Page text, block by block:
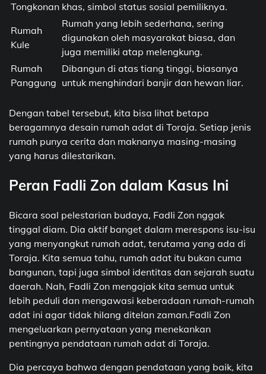
Tongkonan khas, simbol status sosial pemiliknya.
Rumah
Kule
Rumah yang lebih sederhana, sering
digunakan oleh masyarakat biasa, dan
juga memiliki atap melengkung.
Rumah
Panggung
Dibangun di atas tiang tinggi, biasanya
untuk menghindari banjir dan hewan liar.
Dengan tabel tersebut, kita bisa lihat betapa
beragamnya desain rumah adat di Toraja. Setiap jenis
rumah punya cerita dan maknanya masing-masing
yang harus dilestarikan.
Peran Fadli Zon dalam Kasus Ini
Bicara soal pelestarian budaya, Fadli Zon nggak
tinggal diam. Dia aktif banget dalam merespons isu-isu
yang menyangkut rumah adat, terutama yang ada di
Toraja. Kita semua tahu, rumah adat itu bukan cuma
bangunan, tapi juga simbol identitas dan sejarah suatu
daerah. Nah, Fadli Zon mengajak kita semua untuk
lebih peduli dan mengawasi keberadaan rumah-rumah
adat ini agar tidak hilang ditelan zaman.Fadli Zon
mengeluarkan pernyataan yang menekankan
pentingnya pendataan rumah adat di Toraja.
Dia percaya bahwa dengan pendataan yang baik, kita